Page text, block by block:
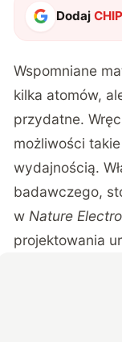
Dodaj
Wspomniane
kilka atomów,
przydatne.
możliwości
wydajnością.
badawczego,
w Nature
projektowania